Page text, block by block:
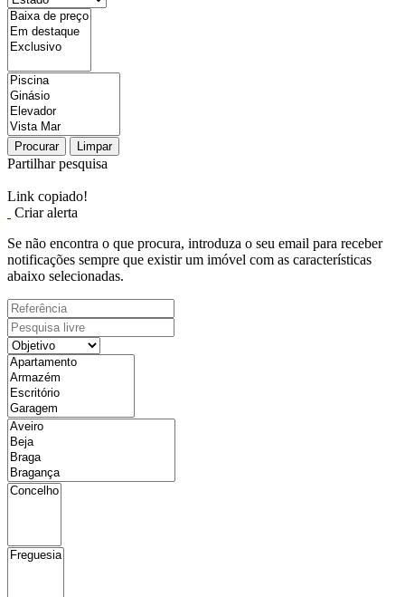
Procurar Limpar
Partilhar pesquisa
Link copiado!
Criar alerta
Se não encontra o que procura, introduza o seu email para receber
notificações sempre que existir um imóvel com as características
abaixo selecionadas.